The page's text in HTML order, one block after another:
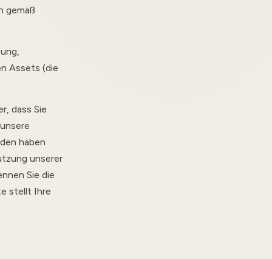
gemäß
Assets (die
dass Sie
haben
unserer
Sie die
stellt Ihre